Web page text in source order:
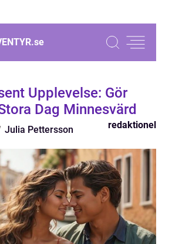
se
Upplevelse: Gör
Dag Minnesvärd
Julia Pettersson redaktionel